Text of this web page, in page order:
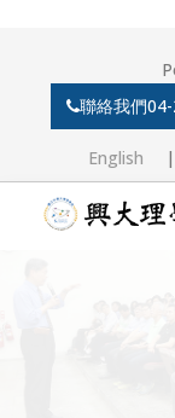
聯絡我們
English